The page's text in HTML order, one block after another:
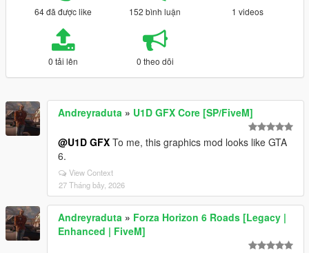
64 đã được like 152 bình luận 1 videos
0 tải lên 0 theo dõi
Andreyraduta » U1D GFX Core [SP/FiveM]
@U1D GFX To me, this graphics mod looks like GTA
6.
View Context
27 Tháng bảy, 2026
Andreyraduta » Forza Horizon 6 Roads [Legacy |
Enhanced | FiveM]